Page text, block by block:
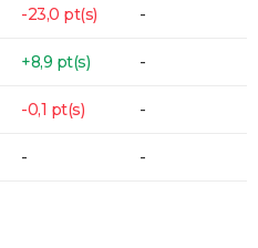
-23,0 pt(s) -
+8,9 pt(s) -
-0,1 pt(s) -
- -